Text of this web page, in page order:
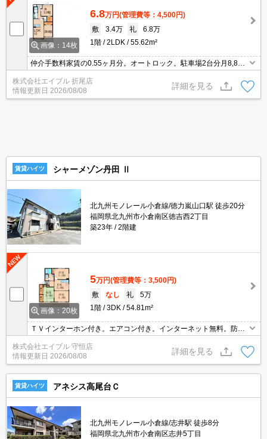
画像：14枚
6.8万円(管理費等：4,500円)
敷
3.4万 礼
6.8万
1階
2LDK 55.62m²
仲介手数料家賃の0.55ヶ月分。オートロック。駐車場2台分月8,800
ゼット付き。3口ガスコンロ付。追焚給湯。
株式会社エイブル 折尾店
情報更新日 2026/08/08
詳細を見る
賃貸ハイツ シャーメゾン丹田 Ⅱ
北九州モノレール小倉線/徳力嵐山口駅 徒歩20分
福岡県北九州市小倉南区徳吉西2丁目
築23年
2階建
画像：20枚
5万円(管理費等：3,500円)
敷
なし 礼
5万
1階
3DK 54.81m²
ＴＶインターホン付き。エアコン付き。インターネット無料。防犯
50m。鍵交換代19,800円。退室時清掃料72,600円。駐車場2台分無
料。
株式会社エイブル 守恒店
情報更新日 2026/08/08
詳細を見る
賃貸ハイツ アネシス高尾台Ｃ
北九州モノレール小倉線/志井駅 徒歩8分
福岡県北九州市小倉南区志井5丁目